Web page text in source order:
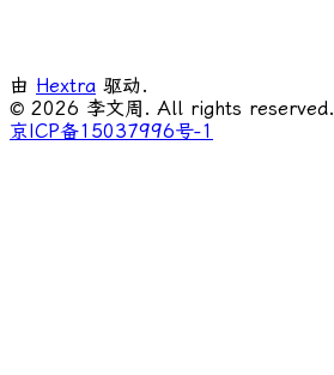
由 Hextra 驱动.
© 2026 李文周. All rights reserved.
京ICP备15037996号-1